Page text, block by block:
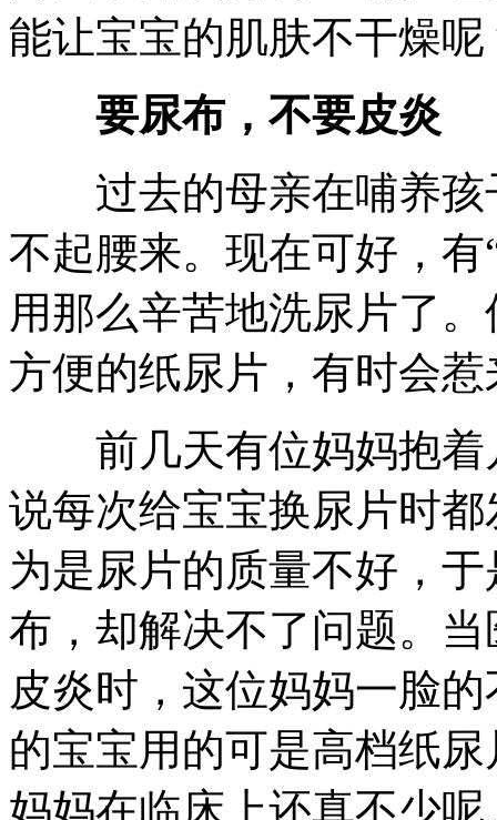
能让宝宝的肌肤不干燥呢
要尿布，不要皮炎
过去的母亲在哺养孩
不起腰来。现在可好，
用那么辛苦地洗尿片了
方便的纸尿片，有时会
前几天有位妈妈抱着
说每次给宝宝换尿片时
为是尿片的质量不好，
布，却解决不了问题。
皮炎时，这位妈妈一脸
的宝宝用的可是高档纸
妈妈在临床上还真不少呢